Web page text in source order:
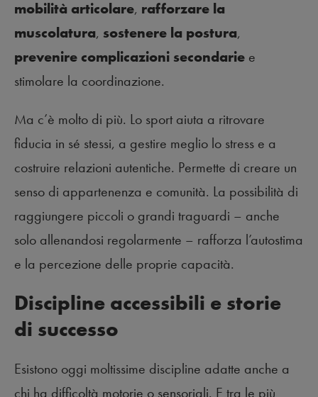
mobilità articolare, rafforzare la
muscolatura, sostenere la postura,
prevenire complicazioni secondarie e
stimolare la coordinazione.
Ma c’è molto di più. Lo sport aiuta a ritrovare
fiducia in sé stessi, a gestire meglio lo stress e a
costruire relazioni autentiche. Permette di creare un
senso di appartenenza e comunità. La possibilità di
raggiungere piccoli o grandi traguardi – anche
solo allenandosi regolarmente – rafforza l’autostima
e la percezione delle proprie capacità.
Discipline accessibili e storie
di successo
Esistono oggi moltissime discipline adatte anche a
chi ha difficoltà motorie o sensoriali. E tra le più